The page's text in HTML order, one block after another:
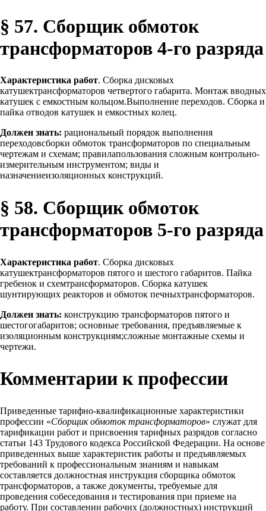
§ 57. Сборщик обмоток
трансформаторов 4-го разряда
Характеристика работ. Сборка дисковых
катушектрансформаторов четвертого габарита. Монтаж вводных
катушек с емкостным кольцом.Выполнение переходов. Сборка и
пайка отводов катушек и емкостных колец.
Должен знать: рациональный порядок выполнения
переходовсборки обмоток трансформаторов по специальным
чертежам и схемам; правилапользования сложным контрольно-
измерительным инструментом; виды и
назначениеизоляционных конструкций.
§ 58. Сборщик обмоток
трансформаторов 5-го разряда
Характеристика работ. Сборка дисковых
катушектрансформаторов пятого и шестого габаритов. Пайка
гребенок и схемтрансформаторов. Сборка катушек
шунтирующих реакторов и обмоток печныхтрансформаторов.
Должен знать: конструкцию трансформаторов пятого и
шестогогабаритов; основные требования, предъявляемые к
изоляционным конструкциям;сложные монтажные схемы и
чертежи.
Комментарии к профессии
Приведенные тарифно-квалификационные характеристики
профессии «Сборщик обмоток трансформаторов» служат для
тарификации работ и присвоения тарифных разрядов согласно
статьи 143 Трудового кодекса Российской Федерации. На основе
приведенных выше характеристик работы и предъявляемых
требований к профессиональным знаниям и навыкам
составляется должностная инструкция сборщика обмоток
трансформаторов, а также документы, требуемые для
проведения собеседования и тестирования при приеме на
работу. При составлении рабочих (должностных) инструкций